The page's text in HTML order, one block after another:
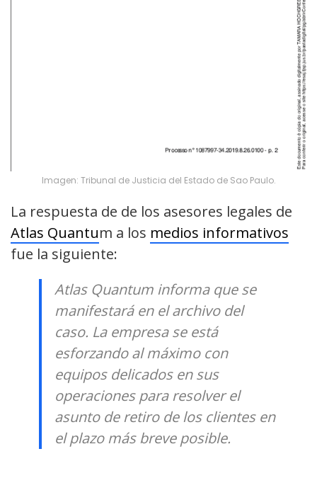
Imagen: Tribunal de Justicia del Estado de Sao Paulo.
La respuesta de de los asesores legales de
Atlas Quantum a los medios informativos
fue la siguiente:
Atlas Quantum informa que se
manifestará en el archivo del
caso. La empresa se está
esforzando al máximo con
equipos delicados en sus
operaciones para resolver el
asunto de retiro de los clientes en
el plazo más breve posible.